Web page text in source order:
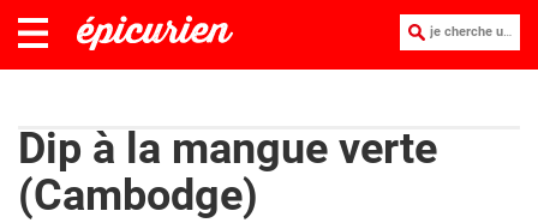
je cherche une recette :
Dip à la mangue verte
(Cambodge)